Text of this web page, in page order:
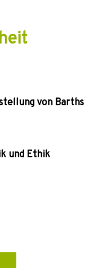
von Barths
und Ethik